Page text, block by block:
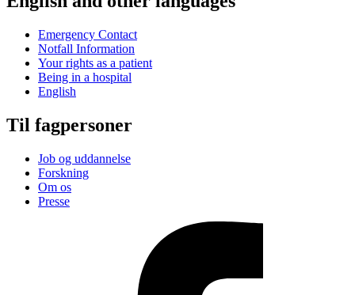
Emergency Contact
Notfall Information
Your rights as a patient
Being in a hospital
English
Til fagpersoner
Job og uddannelse
Forskning
Om os
Presse